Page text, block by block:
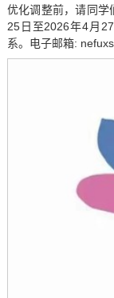
优化调整前，请同学
25日至2026年4月
系。电子邮箱: